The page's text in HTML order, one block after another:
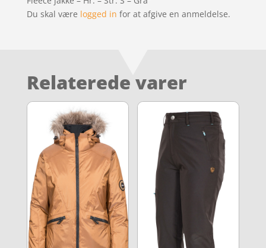
Du skal være logged in for at afgive en anmeldelse.
Relaterede varer